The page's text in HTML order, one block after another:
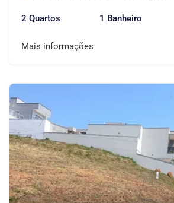
2 Quartos 1 Banheiro
Mais informações